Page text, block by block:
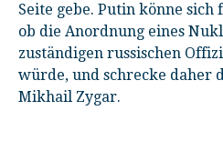
Seite gebe. Putin könne
ob die Anordnung eines
zuständigen russischen
würde, und schrecke daher
Mikhail Zygar.